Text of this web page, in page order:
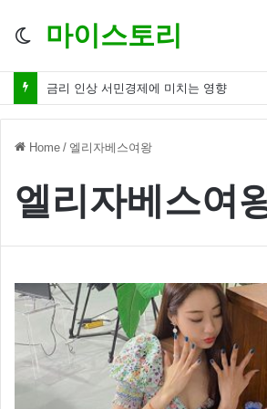
Switch
마이스토리
금리 인상 서민경제에 미치는 영향
Home / 엘리자베스여왕
엘리자베스여